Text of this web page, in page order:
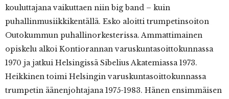
kouluttajana vaikuttaen niin big band – kuin
puhallinmusiikkikentällä. Esko aloitti trumpetinsoiton
Outokummun puhallinorkesterissa. Ammattimainen
opiskelu alkoi Kontiorannan varuskuntasoittokunnassa
1970 ja jatkui Helsingissä Sibelius Akatemiassa 1973.
Heikkinen toimi Helsingin varuskuntasoittokunnassa
trumpetin äänenjohtajana 1975-1983. Hänen ensimmäisen